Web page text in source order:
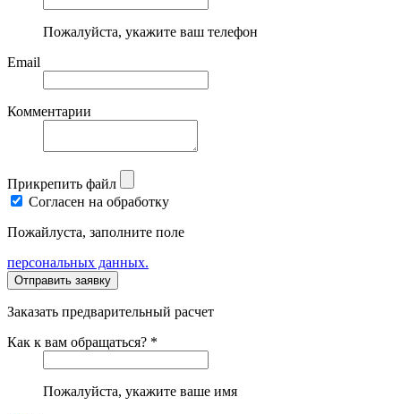
Пожалуйста, укажите ваш телефон
Email
Комментарии
Прикрепить файл
Согласен на обработку
Пожайлуста, заполните поле
персональных данных.
Заказать предварительный расчет
Как к вам обращаться? *
Пожалуйста, укажите ваше имя